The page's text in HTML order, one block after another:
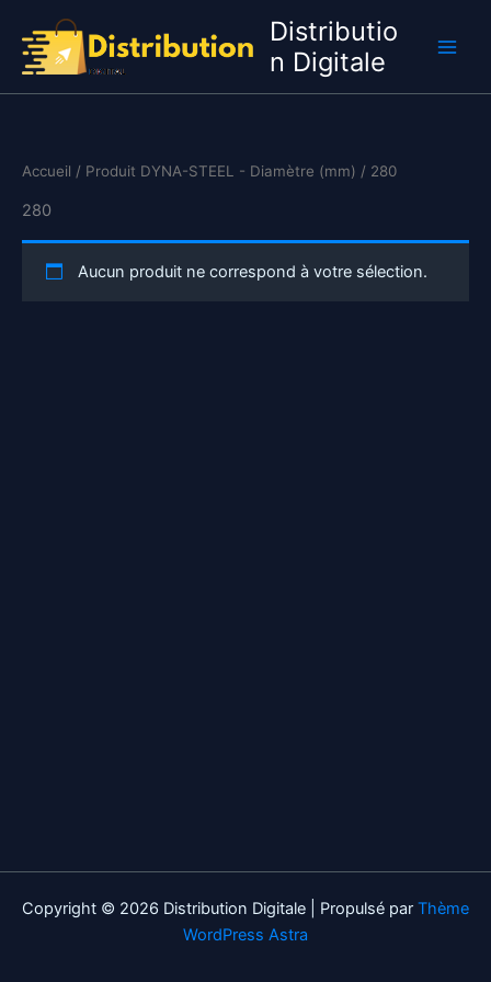
contenu
Distributio
n Digitale
Accueil / Produit DYNA-STEEL - Diamètre (mm) / 280
280
Aucun produit ne correspond à votre sélection.
Copyright © 2026 Distribution Digitale | Propulsé par Thème
WordPress Astra